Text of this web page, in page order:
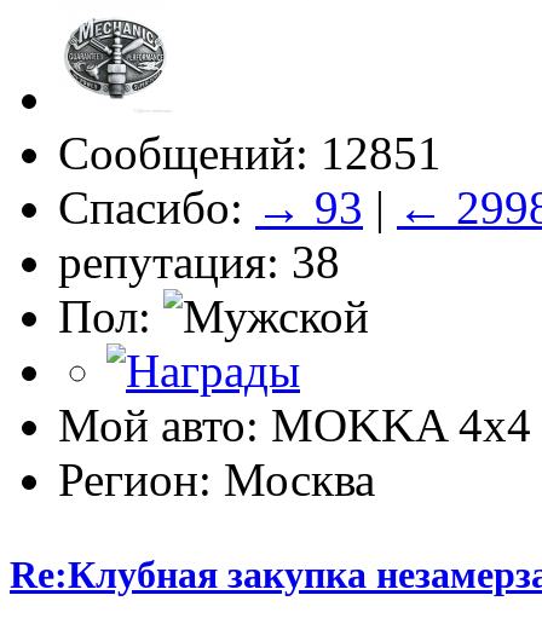
Сообщений: 12851
Спасибо: → 93 | ←
репутация: 38
Пол:
Мой авто: MOKKA 4x4
Регион: Москва
Re:Клубная закупка